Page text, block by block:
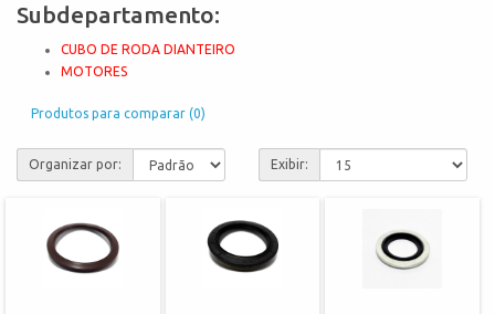
Subdepartamento:
CUBO DE RODA DIANTEIRO
MOTORES
Produtos para comparar (0)
Organizar por: Exibir: